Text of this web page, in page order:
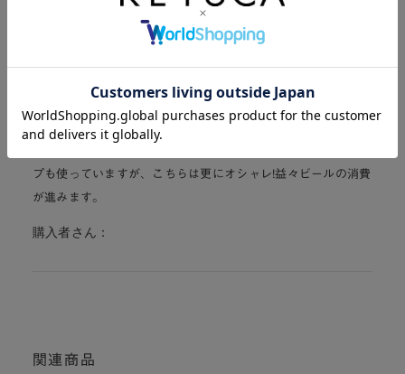
1件
5
プも使っていますが、こちらは更にオシャレ!益々ビールの消費
が進みます。
購入者さん：
関連商品